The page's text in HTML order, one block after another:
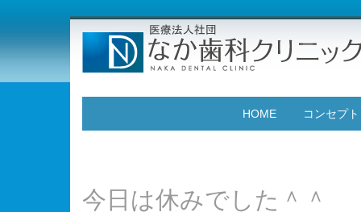
HOME コンセプト
今日は休みでした＾＾